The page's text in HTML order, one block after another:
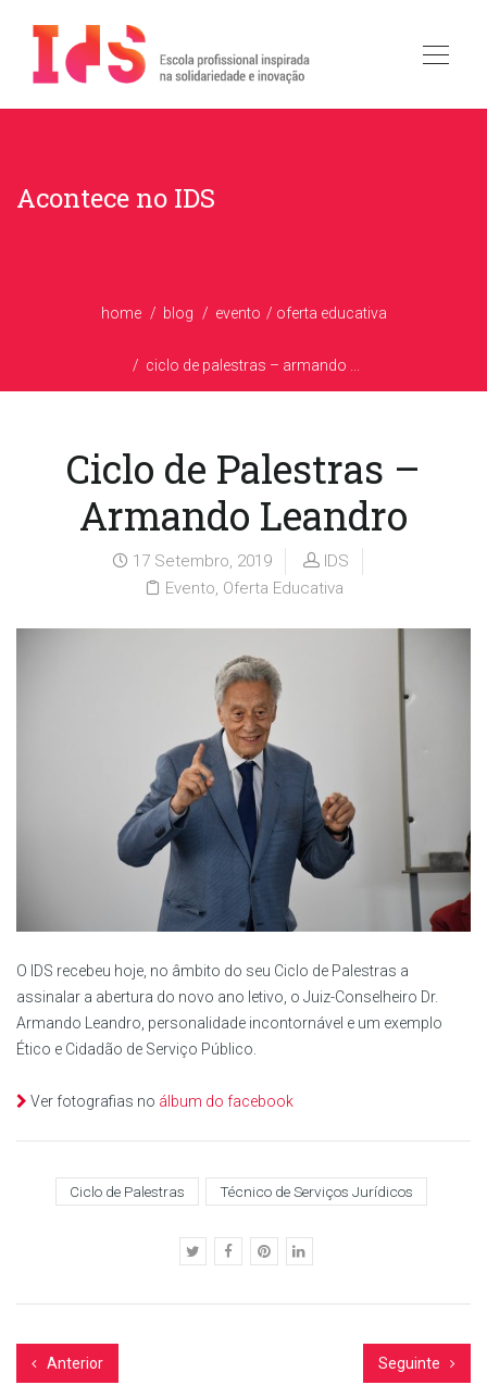
Acontece no IDS
home blog evento oferta educativa
ciclo de palestras – armando ...
Ciclo de Palestras –
Armando Leandro
17 Setembro, 2019
IDS
Evento, Oferta Educativa
O IDS recebeu hoje, no âmbito do seu Ciclo de Palestras a
assinalar a abertura do novo ano letivo, o Juiz-Conselheiro Dr.
Armando Leandro, personalidade incontornável e um exemplo
Ético e Cidadão de Serviço Público.
Ver fotografias no álbum do facebook
Ciclo de Palestras Técnico de Serviços Jurídicos
Anterior Seguinte